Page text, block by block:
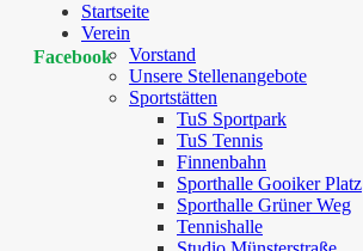
Startseite
Verein
Vorstand
Unsere Stellenangebote
Sportstätten
TuS Sportpark
TuS Tennis
Finnenbahn
Sporthalle Gooiker Platz
Sporthalle Grüner Weg
Tennishalle
Facebook